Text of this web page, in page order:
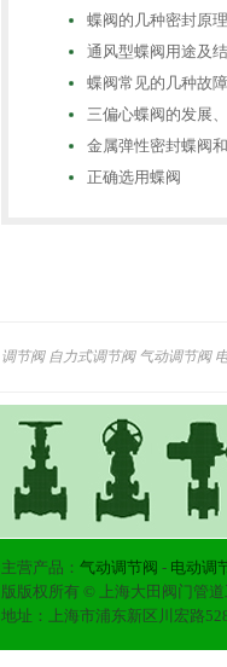
蝶阀的几种密封原理
通风型蝶阀用途及
蝶阀常见的几种故
三偏心蝶阀的发展
金属弹性密封蝶阀
正确选用蝶阀
调节阀 自力式调节阀 气动调节阀
主营产品： 气动调节阀 - 电动调
版版权所有 © 上海大田阀门管
地址：上海市浦东新区川宏路